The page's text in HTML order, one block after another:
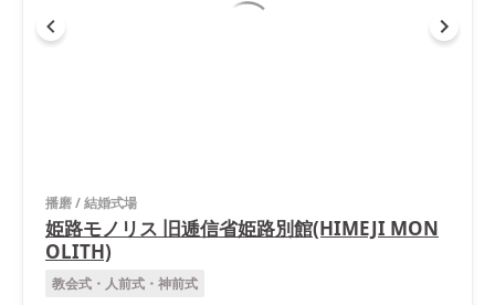
播磨/結婚式場
姫路モノリス 旧逓信省姫路別館(HIMEJI MON
OLITH)
教会式・人前式・神前式